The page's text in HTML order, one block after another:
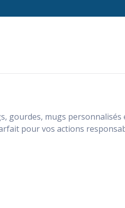
gourdes, mugs
pour vos actions